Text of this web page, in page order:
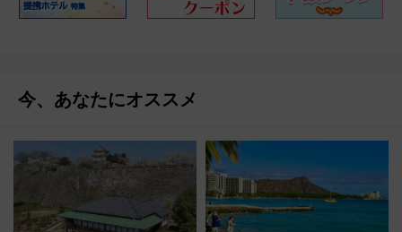
今、あなたにオススメ